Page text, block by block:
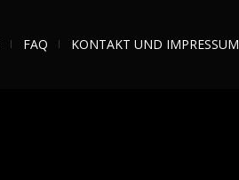
FAQ KONTAKT UND IMPRESSUM